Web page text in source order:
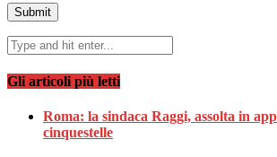
Gli articoli più letti
Roma: la sindaca Raggi, assolta in
cinquestelle